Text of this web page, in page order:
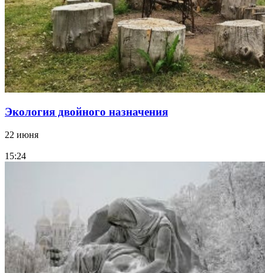
Экология двойного назначения
22 июня
15:24